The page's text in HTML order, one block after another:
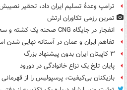
ترامپ وعدۀ تسلیم ایران داد، تحقیر
تمرین رزمی تکاوران ارتش
انفجار در جایگاه CNG صحنه یک کشته و سه مصدوم برجا گذاشت
تفاهم ایران و عمان در آستانه نهایی شدن
۳ کاپیتان ایران بدون پیشنهاد بزرگ
پایان تلخ یک نزاع خانوادگی در دورود
بازیکنان بی‌کیفیت، پرسپولیس را از قهرمانی